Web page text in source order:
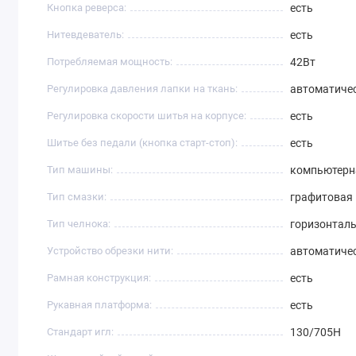
Кнопка реверса: есть
Нитевдеватель: есть
Потребляемая мощность: 42Вт
Регулировка давления лапки на ткань:
Регулировка скорости шитья на корпусе: есть
Шитье без педали (кнопка старт-стоп): есть
Тип машины:
Тип смазки: графитовая
Тип челнока:
Устройство обрезки нити:
Рамная конструкция: есть
Рукавная платформа: есть
Стандарт игл: 130/705H